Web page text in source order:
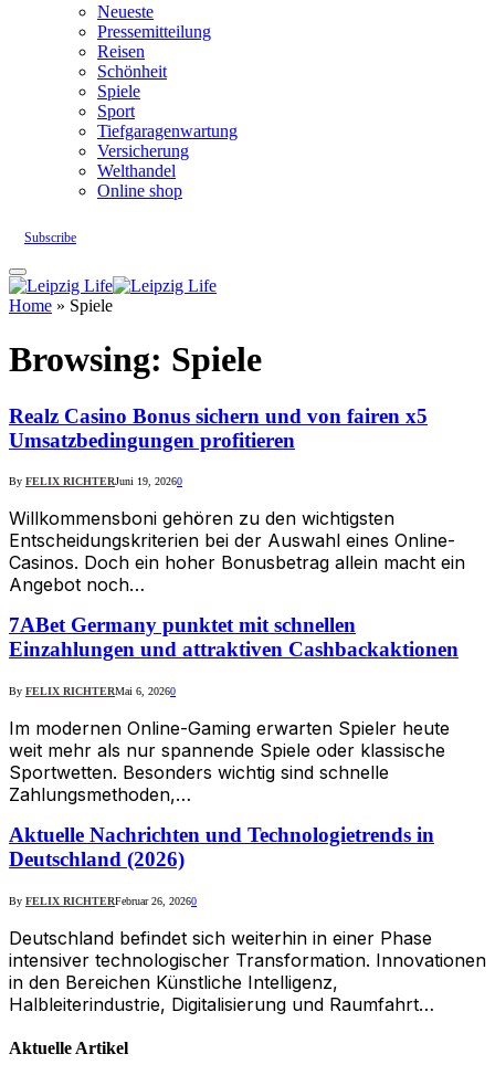
Neueste
Pressemitteilung
Reisen
Schönheit
Spiele
Sport
Tiefgaragenwartung
Versicherung
Welthandel
Online shop
Subscribe
Home » Spiele
Browsing: Spiele
Realz Casino Bonus sichern und von fairen x5
Umsatzbedingungen profitieren
By FELIX RICHTERJuni 19, 20260
Willkommensboni gehören zu den wichtigsten
Entscheidungskriterien bei der Auswahl eines Online-
Casinos. Doch ein hoher Bonusbetrag allein macht ein
Angebot noch…
7ABet Germany punktet mit schnellen
Einzahlungen und attraktiven Cashbackaktionen
By FELIX RICHTERMai 6, 20260
Im modernen Online-Gaming erwarten Spieler heute
weit mehr als nur spannende Spiele oder klassische
Sportwetten. Besonders wichtig sind schnelle
Zahlungsmethoden,…
Aktuelle Nachrichten und Technologietrends in
Deutschland (2026)
By FELIX RICHTERFebruar 26, 20260
Deutschland befindet sich weiterhin in einer Phase
intensiver technologischer Transformation. Innovationen
in den Bereichen Künstliche Intelligenz,
Halbleiterindustrie, Digitalisierung und Raumfahrt…
Aktuelle Artikel